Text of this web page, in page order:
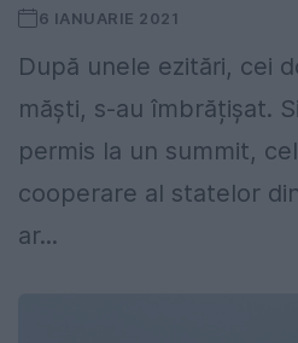
6 IANUARIE 2021
După unele ezitări, cei
măști, s-au îmbrățișat.
permis la un summit,
cooperare al statelor
ar...